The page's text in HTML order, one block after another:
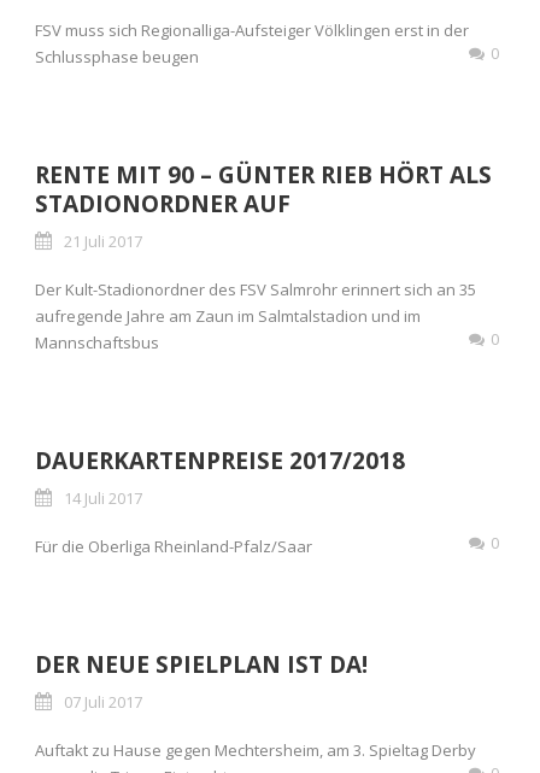
FSV muss sich Regionalliga-Aufsteiger Völklingen erst in der
Schlussphase beugen
0
RENTE MIT 90 – GÜNTER RIEB HÖRT ALS
STADIONORDNER AUF
21 Juli 2017
Der Kult-Stadionordner des FSV Salmrohr erinnert sich an 35
aufregende Jahre am Zaun im Salmtalstadion und im
Mannschaftsbus
0
DAUERKARTENPREISE 2017/2018
14 Juli 2017
Für die Oberliga Rheinland-Pfalz/Saar 0
DER NEUE SPIELPLAN IST DA!
07 Juli 2017
Auftakt zu Hause gegen Mechtersheim, am 3. Spieltag Derby